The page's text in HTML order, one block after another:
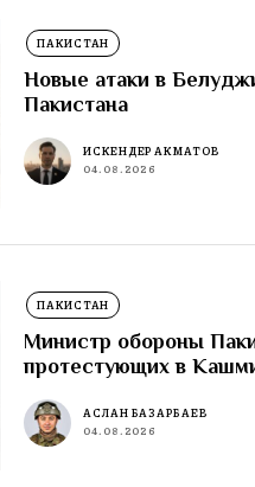
ПАКИСТАН
Новые атаки в
Пакистана
ИСКЕНДЕР АКМАТОВ
04.08.2026
ПАКИСТАН
Министр обороны
протестующих в
АСЛАН БАЗАРБАЕВ
04.08.2026